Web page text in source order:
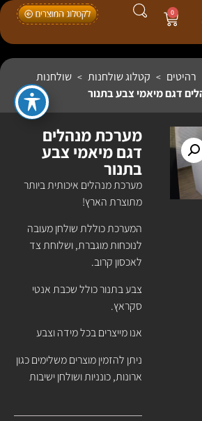
0
רהיטים > קטלוג שולחנות > שולחנות
דגם מיאמי צבע בתנור
מערכת מנהלים
דגם מיאמי צבע
בתנור
מערכת מנהלים איכותית ביותר
מתוצרת הארץ!
המערכת כוללת שולחן מעובה
לנוכחות מוגברת, ושלוחת צד
לאכסון קרוב.
צבע בתנור כולל שכבת אנטי
סקראץ.
אנו מייצרים בכל מידה וצבע
ניתן להזמין מוצרים משלימים כגון
ארונות, כונניות ושולחן ישיבות